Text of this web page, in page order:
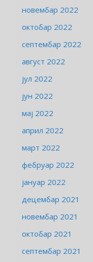
новембар 2022
октобар 2022
септембар 2022
август 2022
јул 2022
јун 2022
мај 2022
април 2022
март 2022
фебруар 2022
јануар 2022
децембар 2021
новембар 2021
октобар 2021
септембар 2021